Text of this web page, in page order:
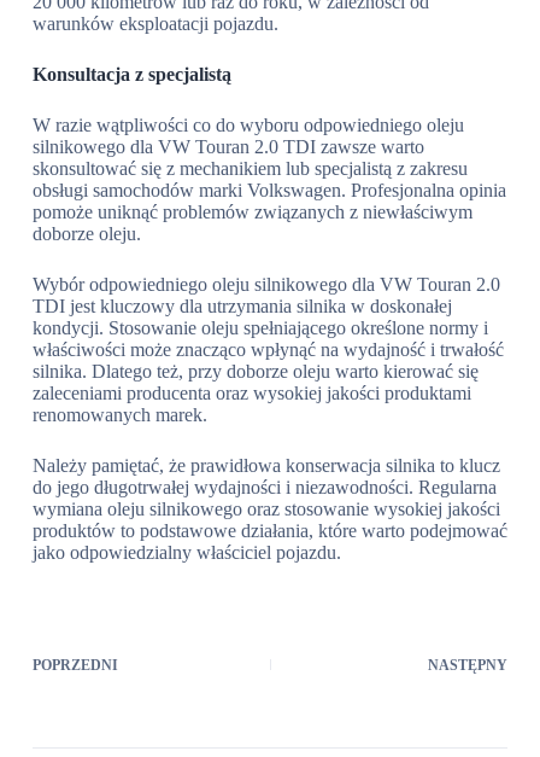
warunków eksploatacji pojazdu.
Konsultacja z specjalistą
W razie wątpliwości co do wyboru odpowiedniego oleju
silnikowego dla VW Touran 2.0 TDI zawsze warto
skonsultować się z mechanikiem lub specjalistą z zakresu
obsługi samochodów marki Volkswagen. Profesjonalna opinia
pomoże uniknąć problemów związanych z niewłaściwym
doborze oleju.
Wybór odpowiedniego oleju silnikowego dla VW Touran 2.0
TDI jest kluczowy dla utrzymania silnika w doskonałej
kondycji. Stosowanie oleju spełniającego określone normy i
właściwości może znacząco wpłynąć na wydajność i trwałość
silnika. Dlatego też, przy doborze oleju warto kierować się
zaleceniami producenta oraz wysokiej jakości produktami
renomowanych marek.
Należy pamiętać, że prawidłowa konserwacja silnika to klucz
do jego długotrwałej wydajności i niezawodności. Regularna
wymiana oleju silnikowego oraz stosowanie wysokiej jakości
produktów to podstawowe działania, które warto podejmować
jako odpowiedzialny właściciel pojazdu.
POPRZEDNI NASTĘPNY